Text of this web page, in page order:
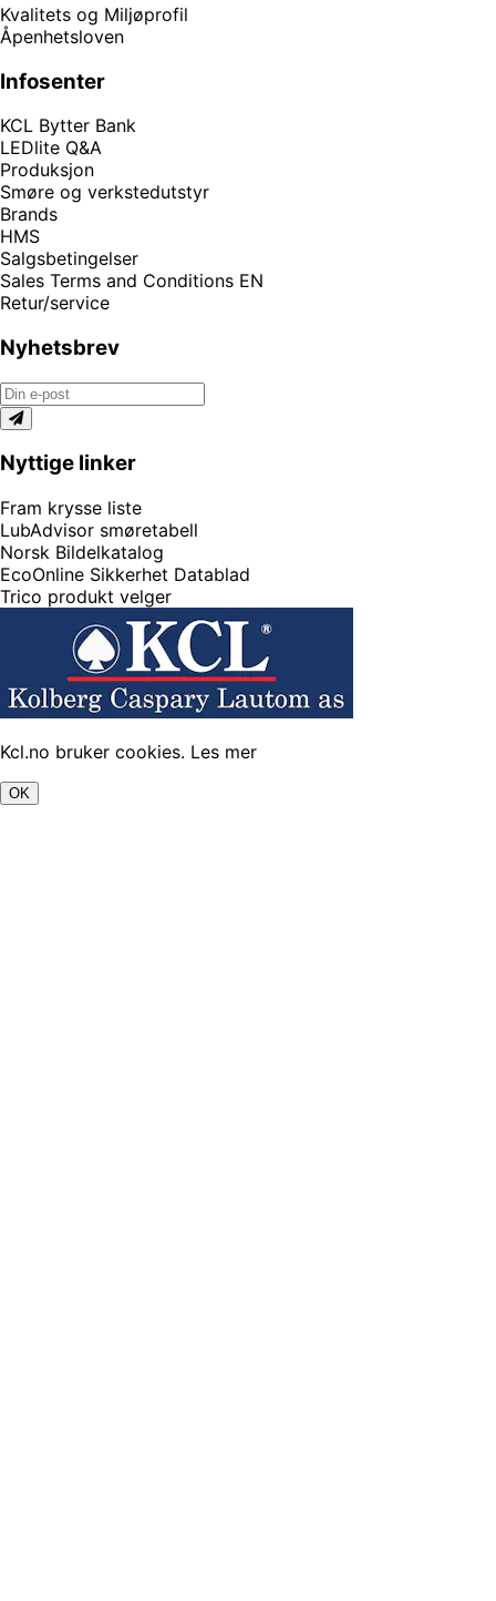
Kvalitets og Miljøprofil
Åpenhetsloven
Infosenter
KCL Bytter Bank
LEDlite Q&A
Produksjon
Smøre og verkstedutstyr
Brands
HMS
Salgsbetingelser
Sales Terms and Conditions EN
Retur/service
Nyhetsbrev
Nyttige linker
Fram krysse liste
LubAdvisor smøretabell
Norsk Bildelkatalog
EcoOnline Sikkerhet Datablad
Trico produkt velger
Kcl.no bruker cookies. Les mer
OK